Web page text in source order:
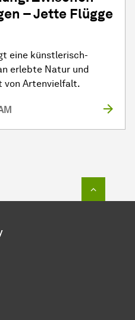
– Jette Flügge
eine künstlerisch-
erlebte Natur und
von Artenvielfalt.